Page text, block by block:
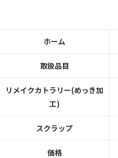
ホーム
取扱品目
リメイクカトラリー(めっき加
工)
スクラップ
価格